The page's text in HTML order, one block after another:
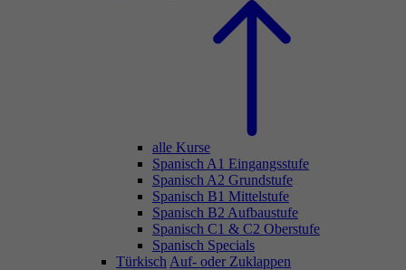
alle Kurse
Spanisch A1 Eingangsstufe
Spanisch A2 Grundstufe
Spanisch B1 Mittelstufe
Spanisch B2 Aufbaustufe
Spanisch C1 & C2 Oberstufe
Spanisch Specials
Türkisch Auf- oder Zuklappen